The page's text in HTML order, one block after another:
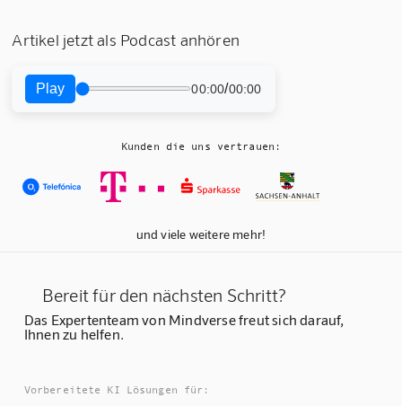
Artikel jetzt als Podcast anhören
Play 00:00/00:00
Kunden die uns vertrauen:
und viele weitere mehr!
Bereit für den nächsten Schritt?
Das Expertenteam von Mindverse freut sich darauf,
Ihnen zu helfen.
Vorbereitete KI Lösungen für: